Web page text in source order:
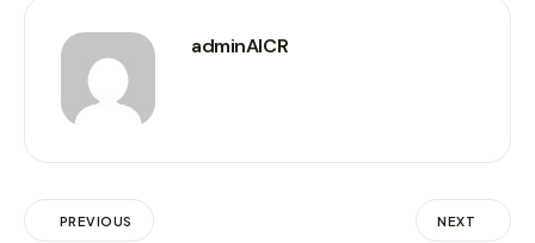
adminAICR
PREVIOUS NEXT